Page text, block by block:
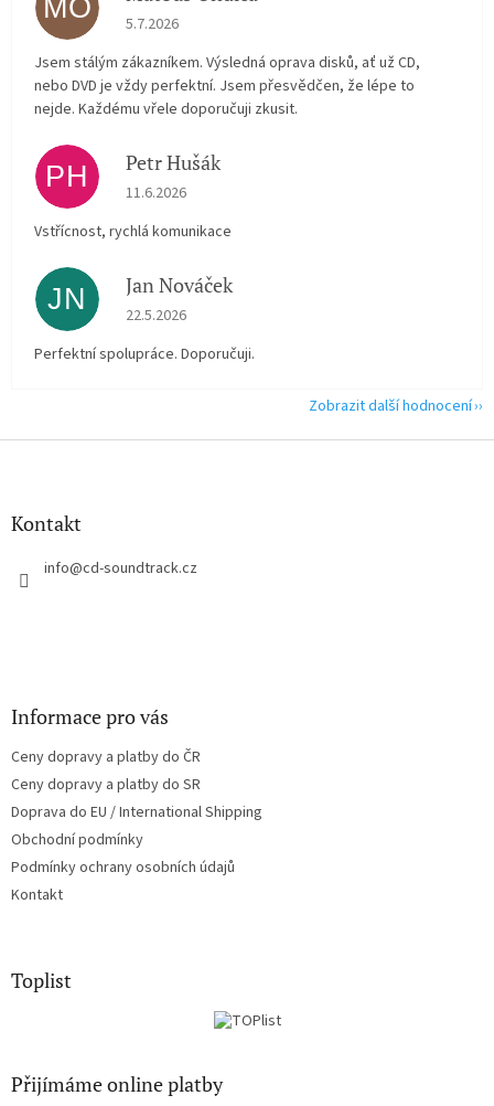
MO Hodnocení obchodu je 5 z 5 hvězdiček.
5.7.2026
Jsem stálým zákazníkem. Výsledná oprava disků, ať už CD,
nebo DVD je vždy perfektní. Jsem přesvědčen, že lépe to
nejde. Každému vřele doporučuji zkusit.
PH Petr Hušák
Hodnocení obchodu je 5 z 5 hvězdiček.
11.6.2026
Vstřícnost, rychlá komunikace
JN Jan Nováček
Hodnocení obchodu je 5 z 5 hvězdiček.
22.5.2026
Perfektní spolupráce. Doporučuji.
Zobrazit další hodnocení
Z
Kontakt
info@cd-soundtrack.cz
Informace pro vás
Ceny dopravy a platby do ČR
Ceny dopravy a platby do SR
Doprava do EU / International Shipping
Obchodní podmínky
Podmínky ochrany osobních údajů
Kontakt
Toplist
Přijímáme online platby